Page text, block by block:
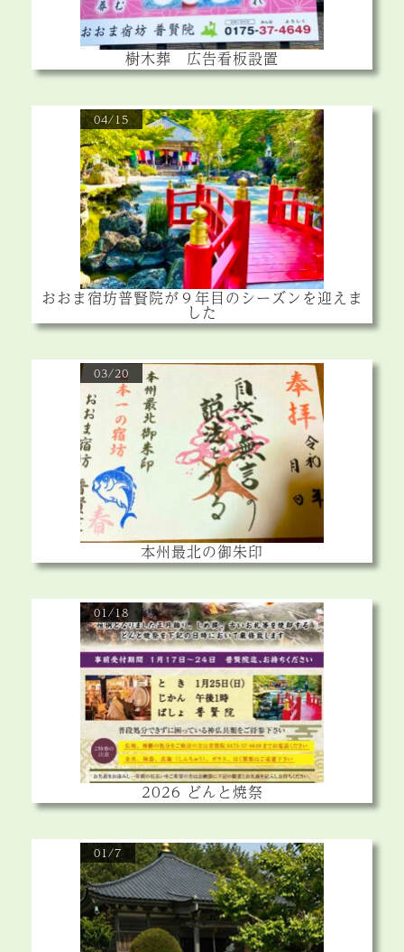
樹木葬 広告看板設置
04/15
おおま宿坊普賢院が９年目のシーズンを迎えま
した
03/20
本州最北の御朱印
01/18
2026 どんと焼祭
01/7